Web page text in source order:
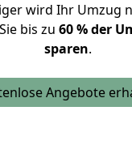
wird Ihr Umzug
bis zu 60 % der
sparen.
Angebote